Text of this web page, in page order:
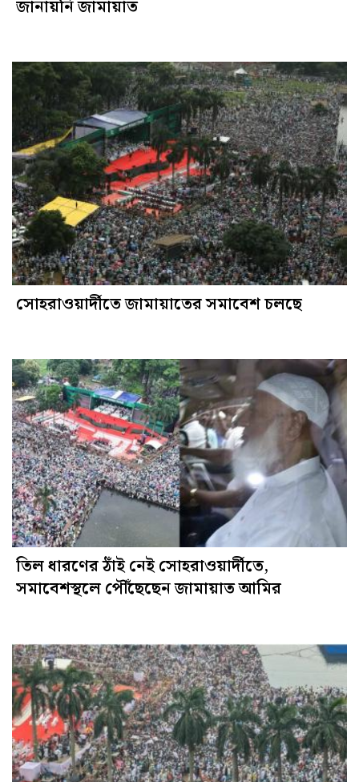
জানায়‌নি জামায়াত
সোহরাওয়ার্দীতে জামায়াতের সমাবেশ চলছে
তিল ধারণের ঠাঁই নেই সোহরাওয়ার্দীতে,
সমাবেশস্থলে পৌঁছেছেন জামায়াত আমির